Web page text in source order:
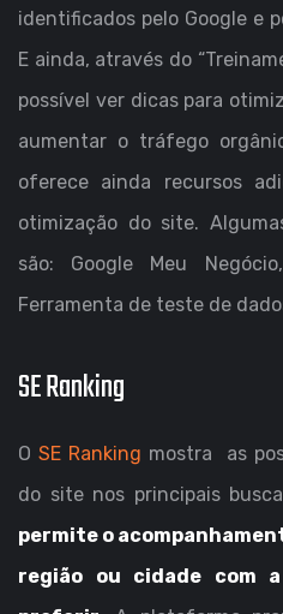
identificados pelo Google e
E ainda, através do
possível ver dicas para
aumentar o tráfego
oferece ainda recursos
otimização do site.
são: Google Meu
Ferramenta de teste de
SE Ranking
O SE Ranking mostra as
do site nos principais
permite o
região ou cidade com